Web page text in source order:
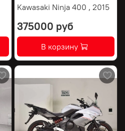
Kawasaki Ninja 400 , 2015
375000 руб
В корзину